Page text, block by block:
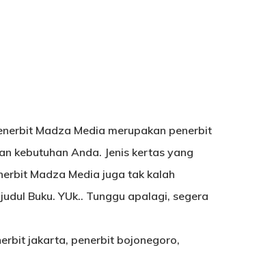
Madza Media merupakan penerbit
kebutuhan Anda. Jenis kertas yang
Madza Media juga tak kalah
Buku. YUk.. Tunggu apalagi, segera
jakarta, penerbit bojonegoro,